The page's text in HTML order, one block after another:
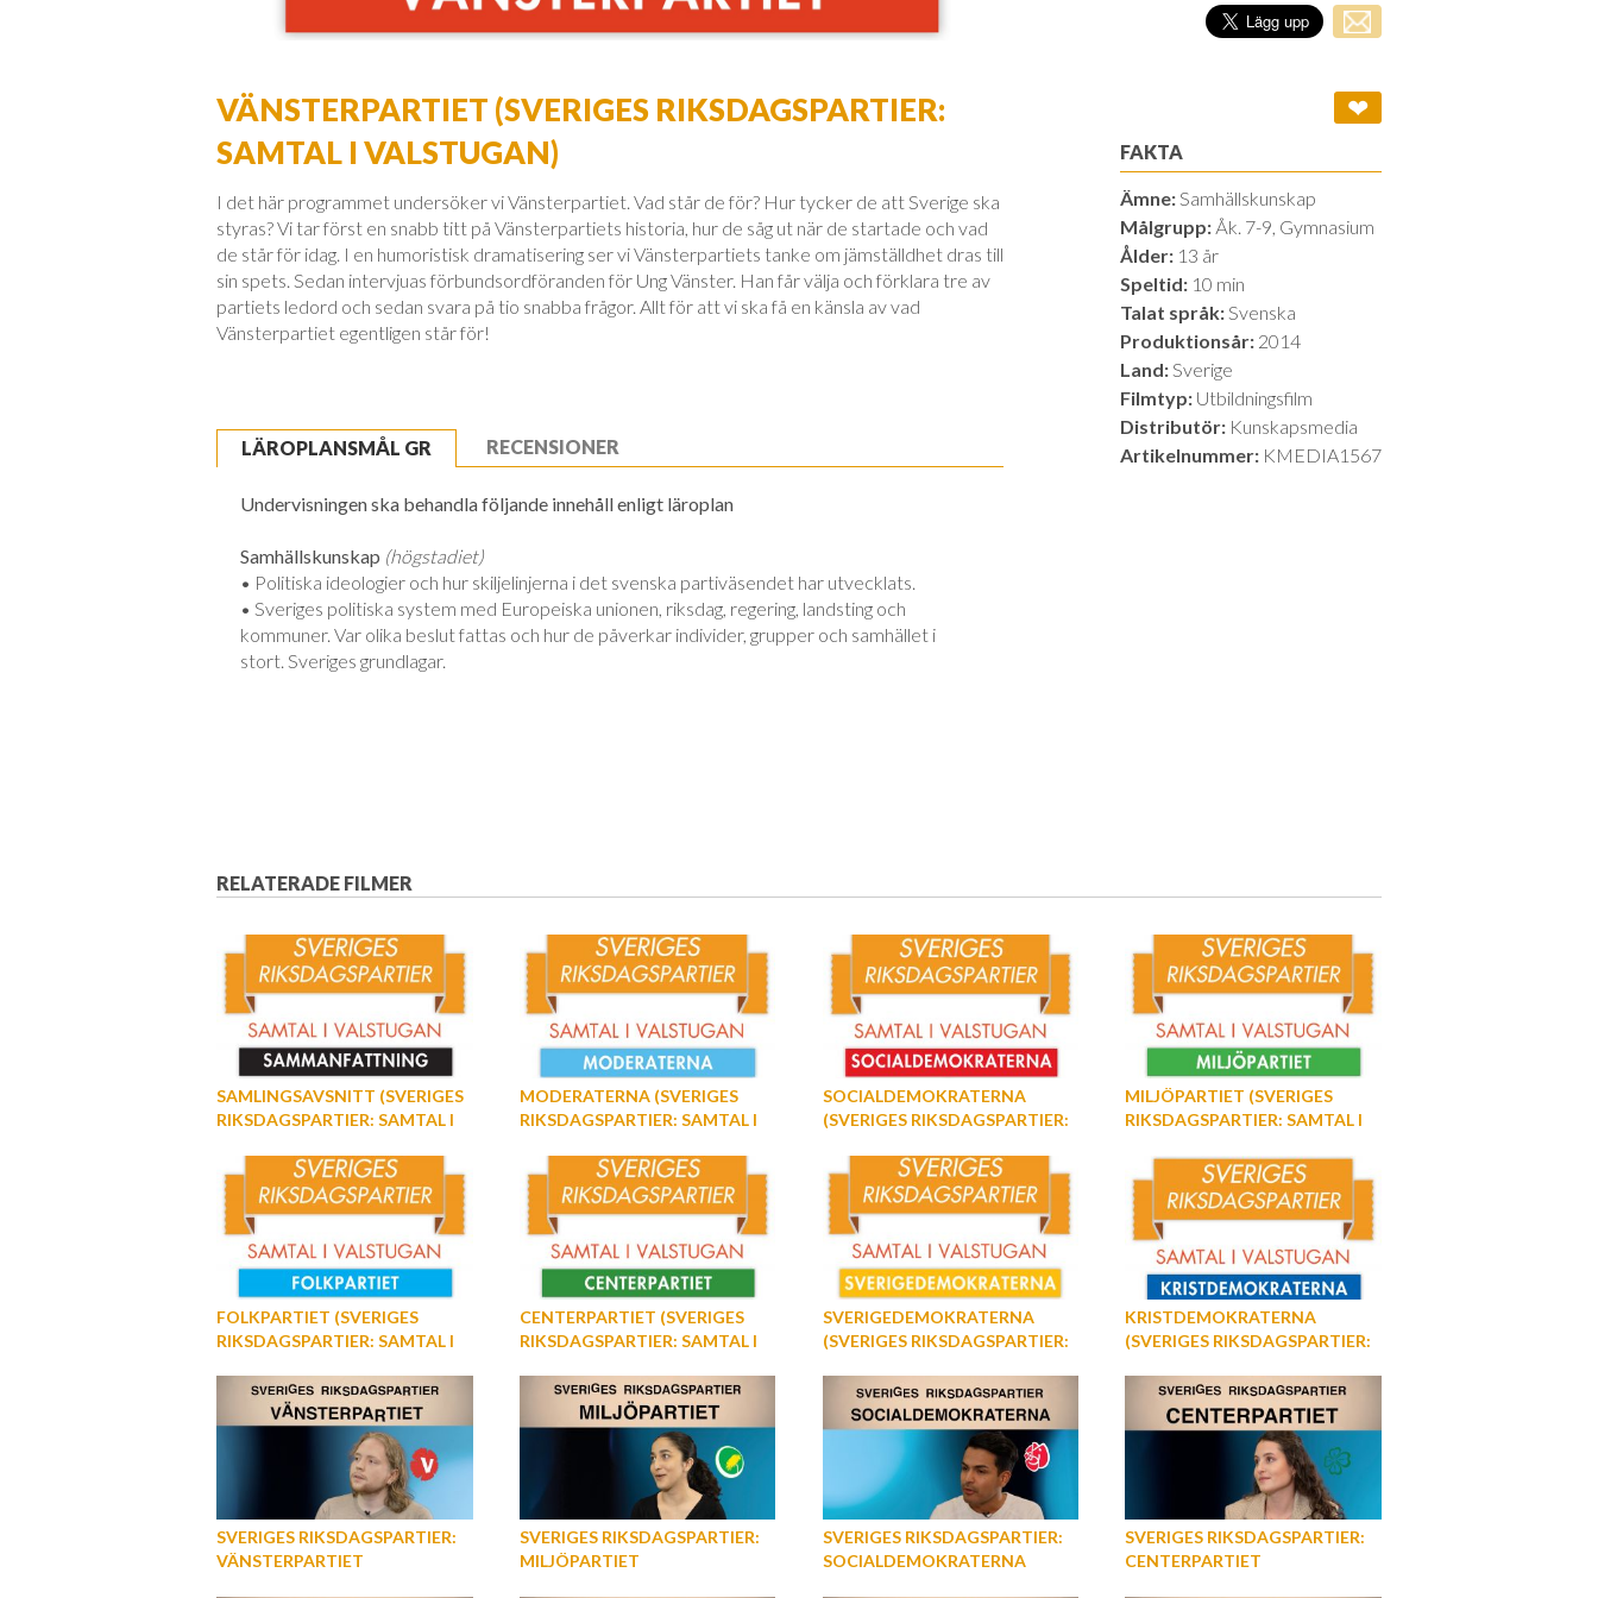
VÄNSTERPARTIET (SVERIGES RIKSDAGSPARTIER:
SAMTAL I VALSTUGAN)
I det här programmet undersöker vi Vänsterpartiet. Vad står de för? Hur tycker de att Sverige ska
styras? Vi tar först en snabb titt på Vänsterpartiets historia, hur de såg ut när de startade och vad
de står för idag. I en humoristisk dramatisering ser vi Vänsterpartiets tanke om jämställdhet dras till
sin spets. Sedan intervjuas förbundsordföranden för Ung Vänster. Han får välja och förklara tre av
partiets ledord och sedan svara på tio snabba frågor. Allt för att vi ska få en känsla av vad
Vänsterpartiet egentligen står för!
LÄROPLANSMÅL GR
Undervisningen ska behandla följande innehåll enligt läroplan
Samhällskunskap (högstadiet)
• Politiska ideologier och hur skiljelinjerna i det svenska partiväsendet har utvecklats.
• Sveriges politiska system med Europeiska unionen, riksdag, regering, landsting och
kommuner. Var olika beslut fattas och hur de påverkar individer, grupper och samhället i
stort. Sveriges grundlagar.
RECENSIONER
❤
FAKTA
Ämne:Samhällskunskap
Målgrupp: Åk. 7-9, Gymnasium
Ålder: 13 år
Speltid: 10 min
Talat språk:Svenska
Produktionsår: 2014
Land:Sverige
Filmtyp: Utbildningsfilm
Distributör: Kunskapsmedia
Artikelnummer: KMEDIA1567
RELATERADE FILMER
SAMLINGSAVSNITT (SVERIGES
RIKSDAGSPARTIER: SAMTAL I
MODERATERNA (SVERIGES
RIKSDAGSPARTIER: SAMTAL I
SOCIALDEMOKRATERNA
(SVERIGES RIKSDAGSPARTIER:
MILJÖPARTIET (SVERIGES
RIKSDAGSPARTIER: SAMTAL I
FOLKPARTIET (SVERIGES
RIKSDAGSPARTIER: SAMTAL I
CENTERPARTIET (SVERIGES
RIKSDAGSPARTIER: SAMTAL I
SVERIGEDEMOKRATERNA
(SVERIGES RIKSDAGSPARTIER:
KRISTDEMOKRATERNA
(SVERIGES RIKSDAGSPARTIER:
SVERIGES RIKSDAGSPARTIER:
VÄNSTERPARTIET
SVERIGES RIKSDAGSPARTIER:
MILJÖPARTIET
SVERIGES RIKSDAGSPARTIER:
SOCIALDEMOKRATERNA
SVERIGES RIKSDAGSPARTIER:
CENTERPARTIET